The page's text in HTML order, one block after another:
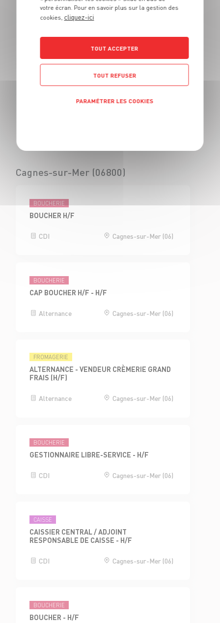
BOUCHER - H/F
(69)
BOUCHERIE
VENDEUR BOUCHERIE - H/F
Cagnes-sur-Mer (06800)
BOUCHERIE
BOUCHER H/F
CDI Cagnes-sur-Mer (06)
BOUCHERIE
CAP BOUCHER H/F - H/F
Alternance Cagnes-sur-Mer (06)
FROMAGERIE
ALTERNANCE - VENDEUR CRÈMERIE GRAND
FRAIS (H/F)
Alternance Cagnes-sur-Mer (06)
BOUCHERIE
GESTIONNAIRE LIBRE-SERVICE - H/F
CDI Cagnes-sur-Mer (06)
CAISSE
CAISSIER CENTRAL / ADJOINT
RESPONSABLE DE CAISSE - H/F
CDI Cagnes-sur-Mer (06)
BOUCHERIE
BOUCHER - H/F
votre écran. Pour en savoir plus sur la gestion des
cookies, cliquez-ici
TOUT ACCEPTER
TOUT REFUSER
PARAMÉTRER LES COOKIES